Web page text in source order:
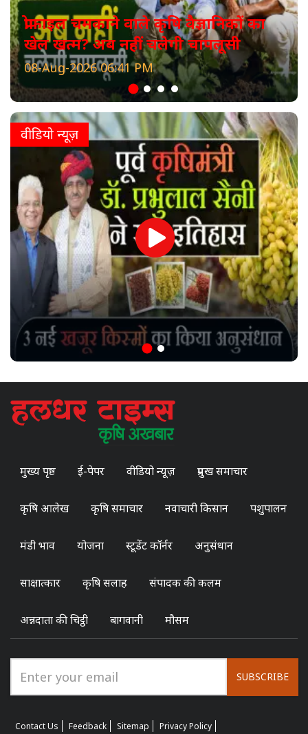
प्रोफाइल चमकाने वाले कृषि वैज्ञानिकों का
खेल खत्म? अब नहीं चलेगी चापलूसी
08-Aug-2026 06:41 PM
वीडियो न्यूज़
मुख्य पृष्ठ ई-पेपर वीडियो न्यूज़ प्रमुख समाचार
कृषि आलेख कृषि समाचार नवाचारी किसान पशुपालन
मंडी भाव योजना स्टूडेंट कॉर्नर अनुसंधान
साक्षात्कार कृषि सलाह संपादक की कलम
अन्नदाता की चिट्ठी बागवानी मौसम
SUBSCRIBE
Contact Us Feedback Sitemap
Privacy Policy